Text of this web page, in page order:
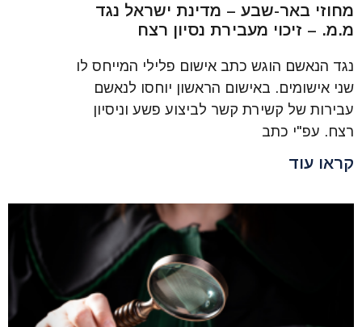
מחוזי באר-שבע – מדינת ישראל נגד
מ.מ. – זיכוי מעבירת נסיון רצח
נגד הנאשם הוגש כתב אישום פלילי המייחס לו
שני אישומים. באישום הראשון יוחסו לנאשם
עבירות של קשירת קשר לביצוע פשע וניסיון
רצח. עפ"י כתב
קראו עוד